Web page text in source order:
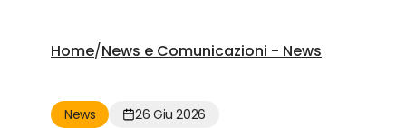
Home/News e Comunicazioni - News
News 26 Giu 2026